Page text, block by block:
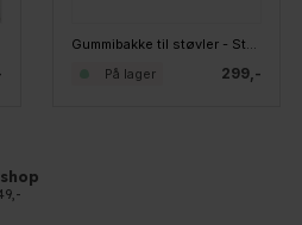
Gummibakke til støvler - Støvlemotiv - S
299,-
På lager